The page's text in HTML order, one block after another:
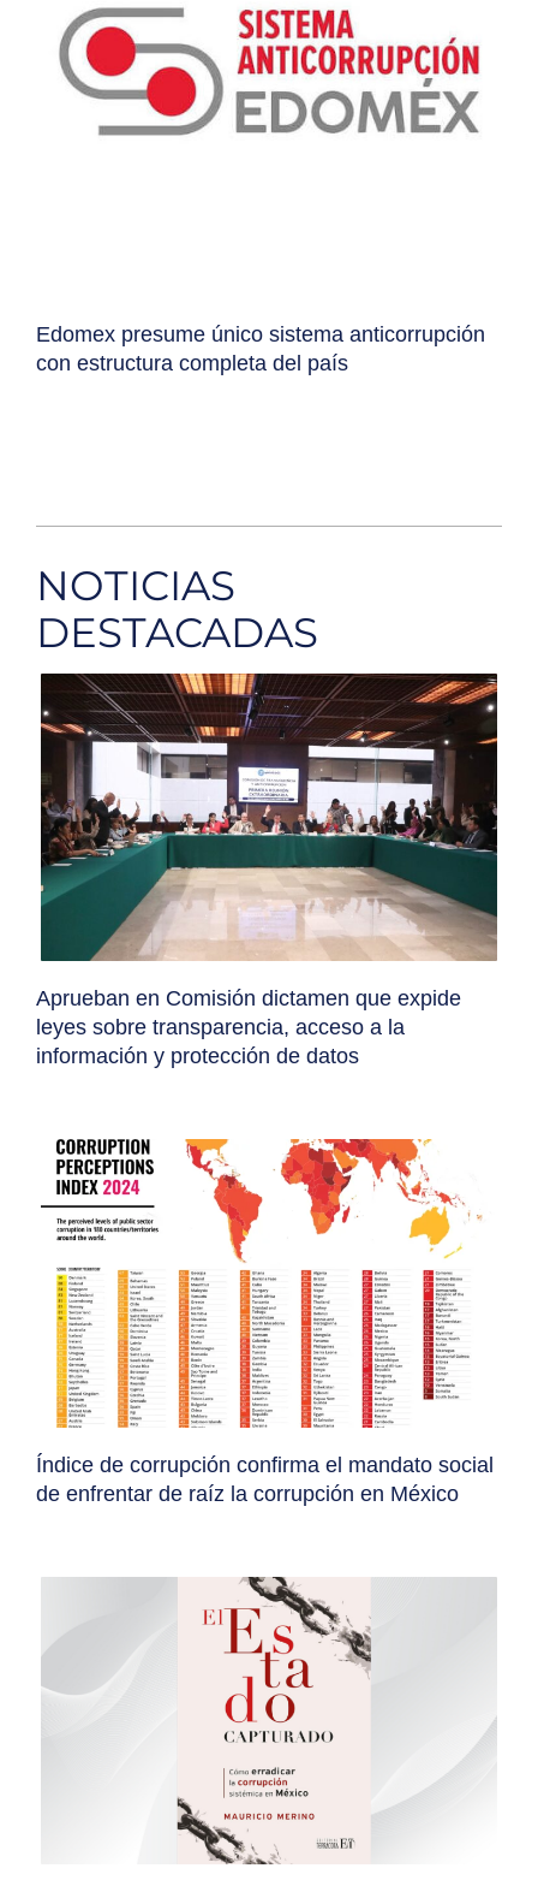
Edomex presume único sistema anticorrupción
con estructura completa del país
NOTICIAS
DESTACADAS
Aprueban en Comisión dictamen que expide
leyes sobre transparencia, acceso a la
información y protección de datos
Índice de corrupción confirma el mandato social
de enfrentar de raíz la corrupción en México